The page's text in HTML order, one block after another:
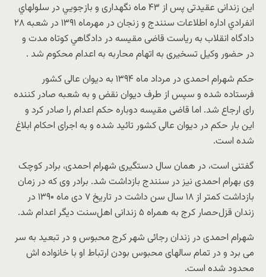
این زندانی عقیدتی ﭘﺲ ﺍﺯ ۴٣ ﻣﺎﻩ نگهداری و ﺑﺎﺯﺟﻮﻳﻲ ﺩﺭ ﺳﻠﻮﻟﻬﺎﻱ
ﺍﻧﻔﺮﺍﺩﻱ اداره ﺍﻃﻼﻋﺎﺕ ﺳﻨﻨﺪﺝ ﻭ ﺯﻧﺠﺎﻥ ﺩﺭ ﻣﻬﺮﻣﺎﻩ ١٣٩١ ﺩﺭ ﺷﻌﺒﻪ ٢٨
ﺩﺍﺩﮔﺎﻩ ﺍﻧﻘﻼﺏ ﺑﻪ ریاست ﻗﺎﺿﯽ ﻣﻘﻴﺴﻪ ﺩﺭ ﺩﺍﺩﮔﺎﻫﻲ کوتاه مدت ﻭ
ﺩﺭ ﺣﻀﻮﺭ ﻭﻛﻴﻞ ﺗﺴﺨﻴﺮﯼ ﺑﻪ ﺍﺗﻬﺎﻡ ﻣﺤﺎﺭﺑﻪ ﺑﻪ ﺍﻋﺪﺍﻡ ﻣﺤﻜﻮﻡ ﺷﺪ .
حکم شهرام احمدی در مرداد ماه ۱۳۹۴ به دیوان عالی کشور
فرستاده شده و سپس از طرف دیوان نقض و به شعبه صادر کننده
رای ارجاع شد. اما قاضی مقیسه دوباره حکم اعدام را صادر کرد و
این بار حکم در دیوان عالی کشور تائید شده و به اجرای احکام ابلاغ
شده است.
گفتنی است، در‌‌‌ همان سال دستگیری شهرام احمدی، برادر کوچک
وی بهرام احمدی نیز در سنندج بازداشت شد. برادر وی که در زمان
بازداشت کمتر از ۱۸ سال سن داشت در تاریخ ۷ دی ماه ۱۳۹۰ در
زندان قزل‌حصار کرج به همراه ۵ زندانی اهل‌سنت دیگر اعدام شد.
شهرام احمدی در زندان رجائی شهر کرج محبوس و در تبعید به سر
می برد و در تمام سالهای محبوس بودن ارتباط او با خانواده اش
محدود شده است.